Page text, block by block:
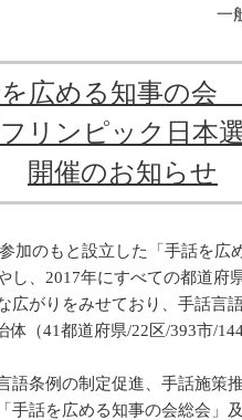
一
広める知事の会
リンピック日本
開催のお知らせ
加のもと設立した「手話を広
し、2017年にすべての都道府
広がりをみせており、手話言
体（41都道府県/22区/393市/
条例の制定促進、手話施策
手話を広める知事の会総会」